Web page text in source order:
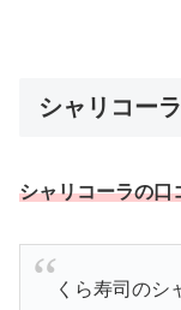
シャリコー
シャリコーラの口
くら寿司のシ